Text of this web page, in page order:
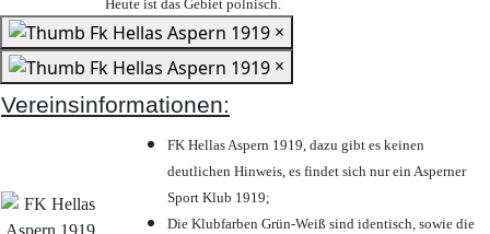
Heute ist das Gebiet polnisch.
×
×
Vereinsinformationen:
FK Hellas Aspern 1919, dazu gibt es keinen
deutlichen Hinweis, es findet sich nur ein Asperner
Sport Klub 1919;
Die Klubfarben Grün-Weiß sind identisch, sowie die